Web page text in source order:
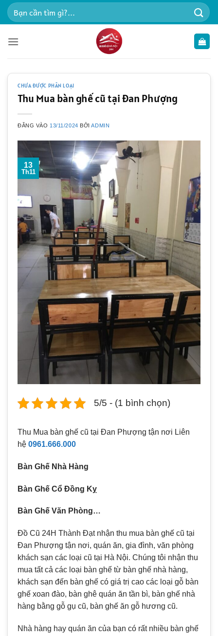
Bỏ
qua
dung
Tìm
kiếm:
CHƯA ĐƯỢC PHÂN LOẠI
Thu Mua bàn ghế cũ tại Đan Phượng
ĐĂNG VÀO 13/11/2024 BỞIADMIN
13
Th11
5/5 - (1 bình chọn)
Thu Mua bàn ghế cũ tại Đan Phượng tận nơi Liên
hệ 0961.666.000
Bàn Ghế Nhà Hàng
Bàn Ghế Cổ Đồng Kỵ
Bàn Ghế Văn Phòng…
Đồ Cũ 24H Thành Đạt nhận thu mua bàn ghế cũ tại
Đan Phượng tận nơi, quán ăn, gia đình, văn phòng
khách sạn các loại cũ tại Hà Nội. Chúng tôi nhận thu
mua tất cả các loại bàn ghế từ bàn ghế nhà hàng,
khách sạn đến bàn ghế có giá trị cao các loại gỗ bàn
ghế xoan đào, bàn ghê quán ăn tần bì, bàn ghế nhà
hàng bằng gỗ gụ cũ, bàn ghế ăn gỗ hương cũ.
Nhà hàng hay quán ăn của bạn có rất nhiều bàn ghế